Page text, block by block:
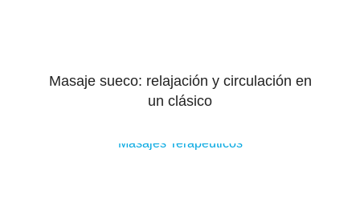
Masaje sueco: relajación y circulación en
un clásico
Masajes Terapeuticos